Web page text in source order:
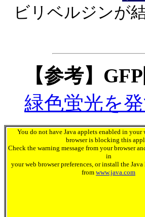
ビリベルジンが
【参考】
緑色蛍光を
You do not have Java applets enabled in your
browser is blocking this
Check the warning message from your browser
in
your web browser preferences, or install the
from www.java.com